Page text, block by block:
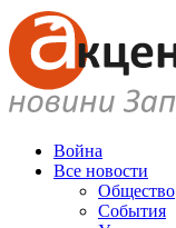
Война
Все новости
Общество
События